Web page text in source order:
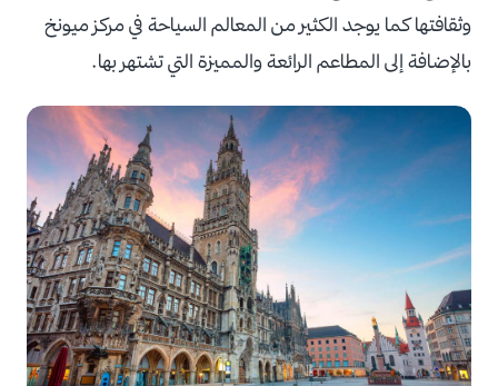
وثقافتها كما يوجد الكثير من المعالم السياحة في مركز ميونخ
بالإضافة إلى المطاعم الرائعة والمميزة التي تشتهر بها.